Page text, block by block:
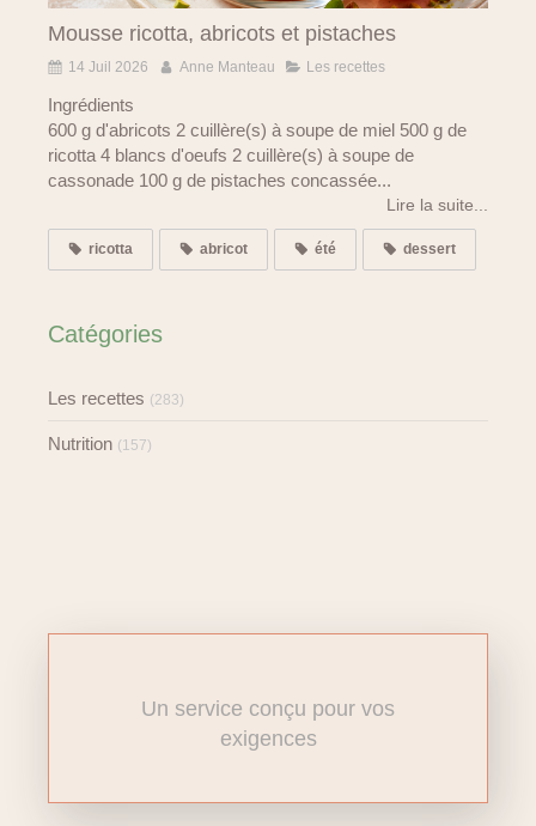
Mousse ricotta, abricots et pistaches
14 Juil 2026 Anne Manteau Les recettes
Ingrédients
600 g d'abricots 2 cuillère(s) à soupe de miel 500 g de
ricotta 4 blancs d'oeufs 2 cuillère(s) à soupe de
cassonade 100 g de pistaches concassée...
Lire la suite...
ricotta abricot été dessert
Catégories
Les recettes (283)
Nutrition (157)
Un service conçu pour vos
exigences